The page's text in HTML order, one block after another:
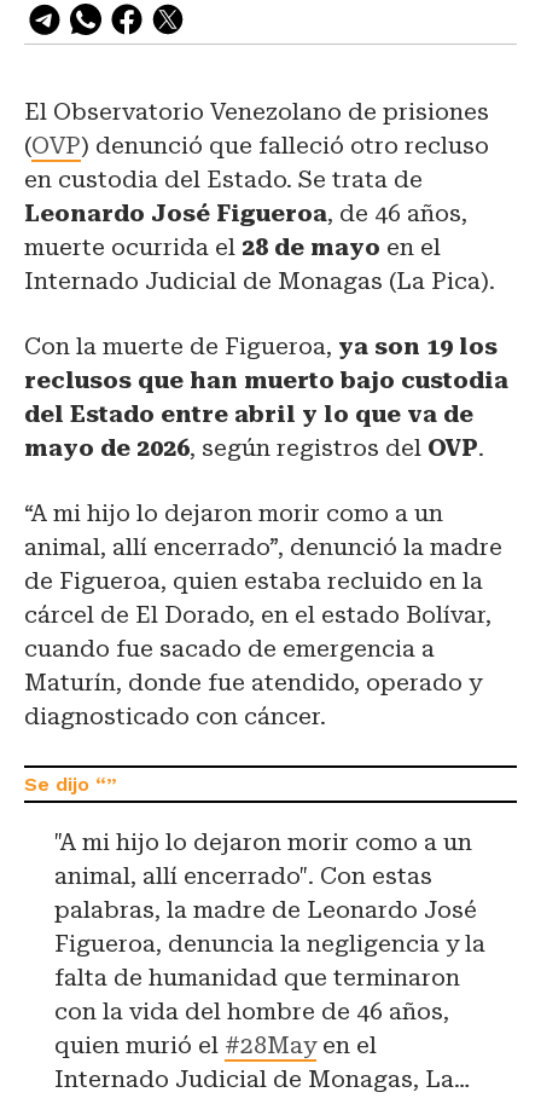
El Observatorio Venezolano de prisiones
(OVP) denunció que falleció otro recluso
en custodia del Estado. Se trata de
Leonardo José Figueroa, de 46 años,
muerte ocurrida el 28 de mayo en el
Internado Judicial de Monagas (La Pica).
Con la muerte de Figueroa, ya son 19 los
reclusos que han muerto bajo custodia
del Estado entre abril y lo que va de
mayo de 2026, según registros del OVP.
“A mi hijo lo dejaron morir como a un
animal, allí encerrado”, denunció la madre
de Figueroa, quien estaba recluido en la
cárcel de El Dorado, en el estado Bolívar,
cuando fue sacado de emergencia a
Maturín, donde fue atendido, operado y
diagnosticado con cáncer.
"A mi hijo lo dejaron morir como a un
animal, allí encerrado". Con estas
palabras, la madre de Leonardo José
Figueroa, denuncia la negligencia y la
falta de humanidad que terminaron
con la vida del hombre de 46 años,
quien murió el #28Mayen el
Internado Judicial de Monagas, La…